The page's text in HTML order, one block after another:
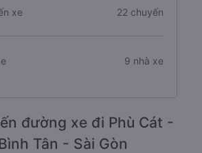
xe 22 chuyến
9 nhà xe
đường xe đi Phù Cát -
Tân - Sài Gòn